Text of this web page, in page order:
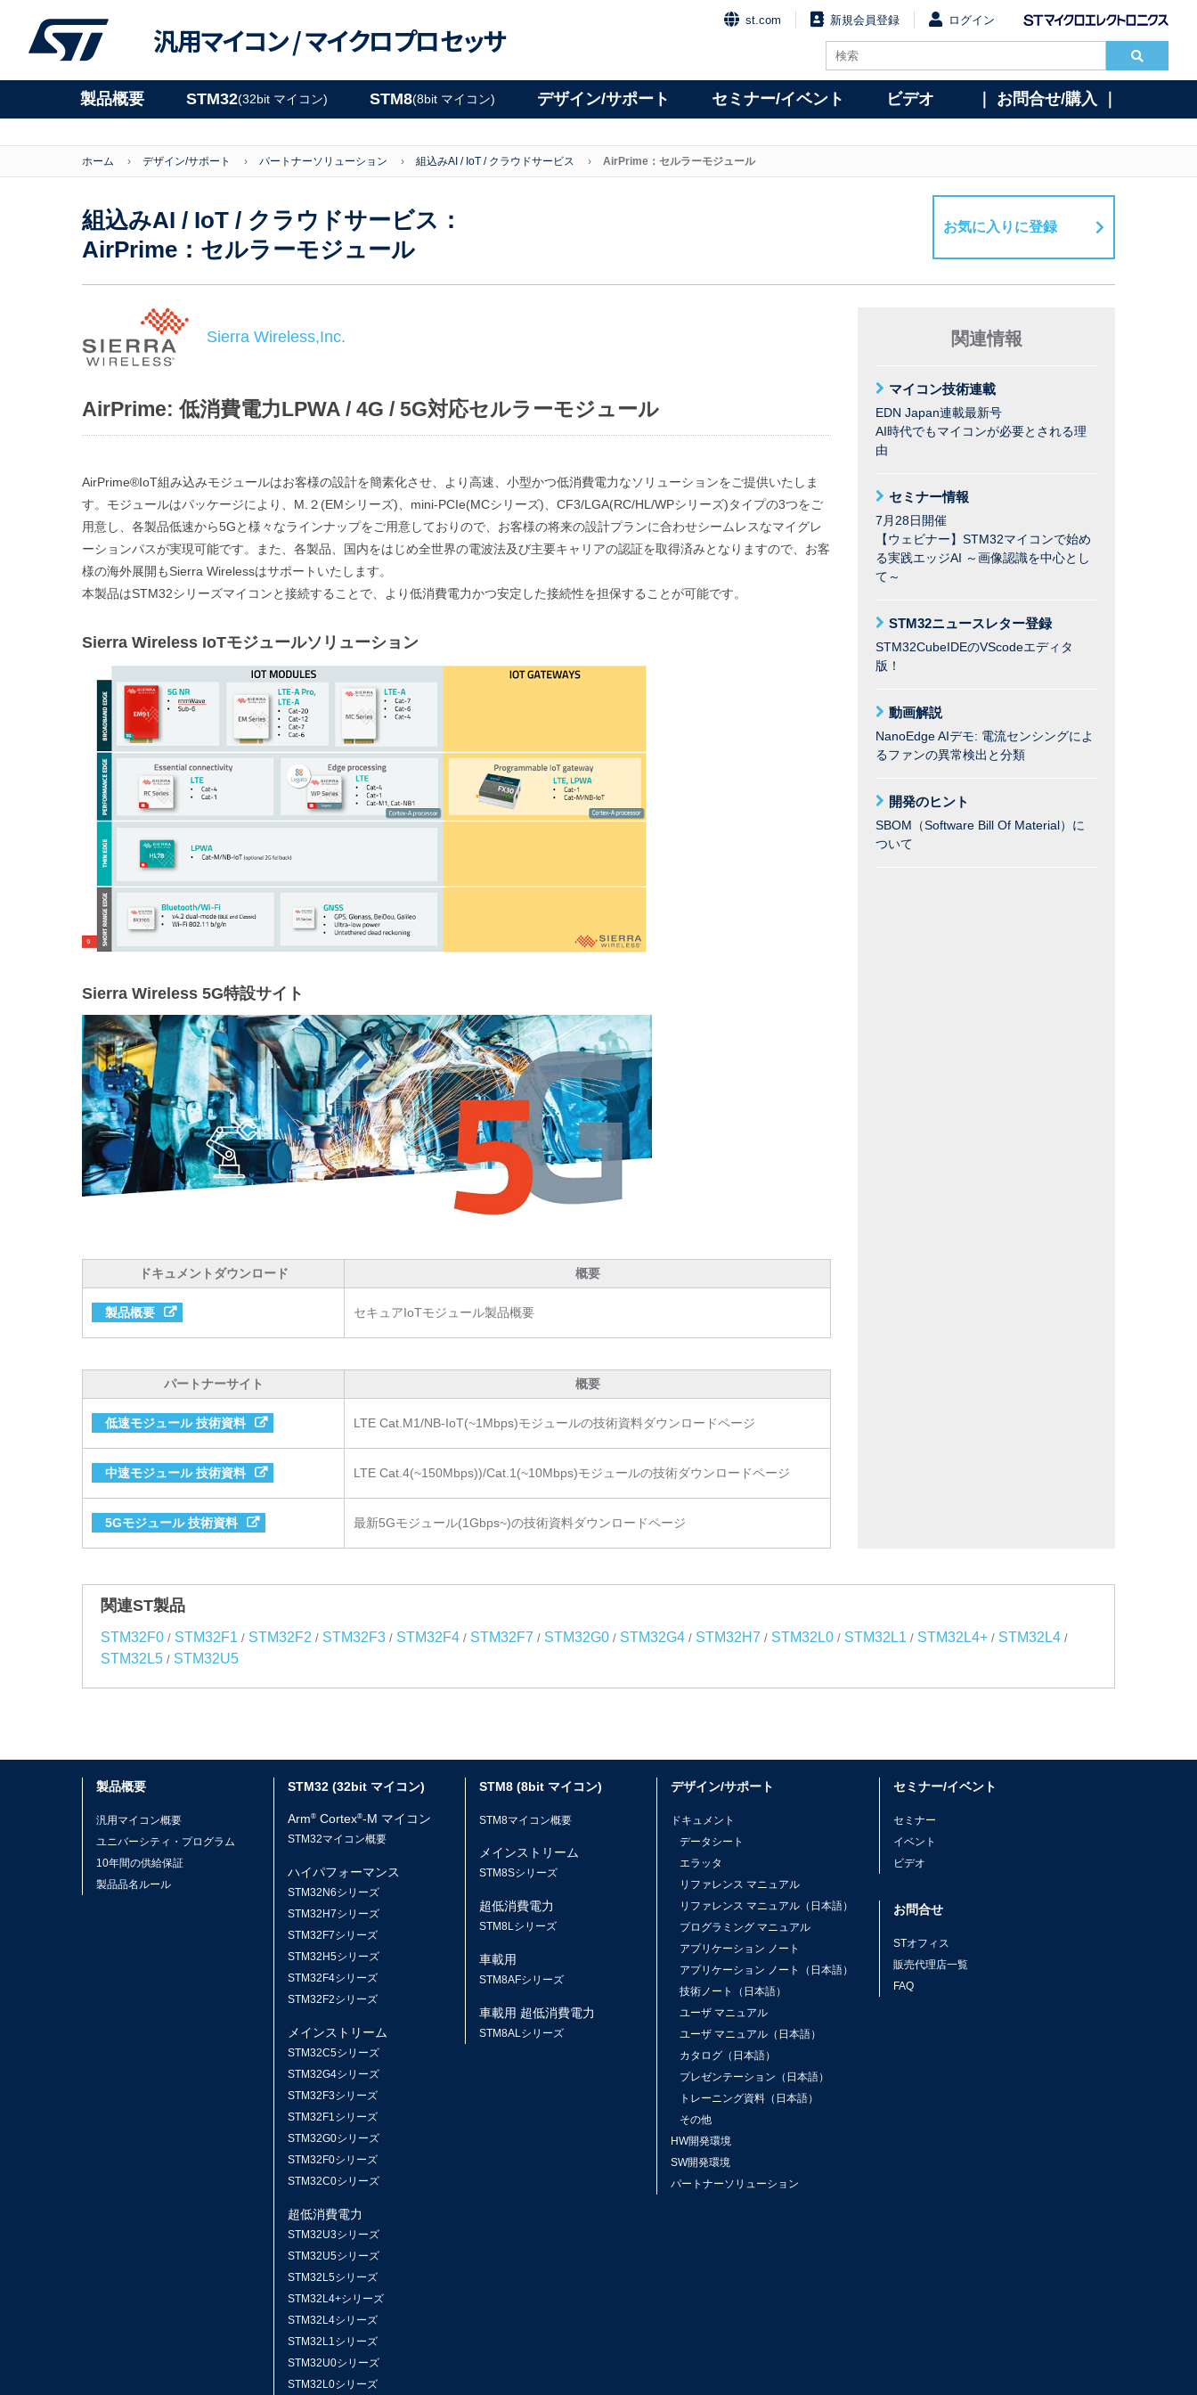
汎用マイコン /マイクロプロセッサ
st.com 新規会員登録 ログイン
製品概要 STM32(32bit マイコン) STM8(8bit マイコン) デザイン/サポート セミナー/イベント ビデオ ｜ お問合せ/購入 ｜
ホーム デザイン/サポート パートナーソリューション 組込みAI / IoT / クラウドサービス AirPrime：セルラーモジュール
組込みAI / IoT / クラウドサービス：
AirPrime：セルラーモジュール
お気に入りに登録
Sierra Wireless,Inc.
AirPrime: 低消費電力LPWA / 4G / 5G対応セルラーモジュール
AirPrime®IoT組み込みモジュールはお客様の設計を簡素化させ、より高速、小型かつ低消費電力なソリューションをご提供いたしま
す。モジュールはパッケージにより、M.２(EMシリーズ)、mini-PCIe(MCシリーズ)、CF3/LGA(RC/HL/WPシリーズ)タイプの3つをご
用意し、各製品低速から5Gと様々なラインナップをご用意しておりので、お客様の将来の設計プランに合わせシームレスなマイグレ
ーションパスが実現可能です。また、各製品、国内をはじめ全世界の電波法及び主要キャリアの認証を取得済みとなりますので、お客
様の海外展開もSierra Wirelessはサポートいたします。
本製品はSTM32シリーズマイコンと接続することで、より低消費電力かつ安定した接続性を担保することが可能です。
Sierra Wireless IoTモジュールソリューション
Sierra Wireless 5G特設サイト
ドキュメントダウンロード 概要
製品概要 セキュアIoTモジュール製品概要
パートナーサイト 概要
低速モジュール 技術資料 LTE Cat.M1/NB-IoT(~1Mbps)モジュールの技術資料ダウンロードページ
中速モジュール 技術資料 LTE Cat.4(~150Mbps))/Cat.1(~10Mbps)モジュールの技術ダウンロードページ
5Gモジュール 技術資料 最新5Gモジュール(1Gbps~)の技術資料ダウンロードページ
関連情報
マイコン技術連載
EDN Japan連載最新号
AI時代でもマイコンが必要とされる理
由
セミナー情報
7月28日開催
【ウェビナー】STM32マイコンで始め
る実践エッジAI ～画像認識を中心とし
て～
STM32ニュースレター登録
STM32CubeIDEのVScodeエディタ
版！
動画解説
NanoEdge AIデモ: 電流センシングによ
るファンの異常検出と分類
開発のヒント
SBOM（Software Bill Of Material）に
ついて
関連ST製品
STM32F0 / STM32F1 / STM32F2 / STM32F3 / STM32F4 / STM32F7 / STM32G0 / STM32G4 / STM32H7 / STM32L0 / STM32L1 / STM32L4+ / STM32L4 /
STM32L5 / STM32U5
製品概要
汎用マイコン概要
ユニバーシティ・プログラム
10年間の供給保証
製品品名ルール
STM32 (32bit マイコン)
Arm® Cortex®-M マイコン
STM32マイコン概要
ハイパフォーマンス
STM32N6シリーズ
STM32H7シリーズ
STM32F7シリーズ
STM32H5シリーズ
STM32F4シリーズ
STM32F2シリーズ
メインストリーム
STM32C5シリーズ
STM32G4シリーズ
STM32F3シリーズ
STM32F1シリーズ
STM32G0シリーズ
STM32F0シリーズ
STM32C0シリーズ
超低消費電力
STM32U3シリーズ
STM32U5シリーズ
STM32L5シリーズ
STM32L4+シリーズ
STM32L4シリーズ
STM32L1シリーズ
STM32U0シリーズ
STM32L0シリーズ
STM8 (8bit マイコン)
STM8マイコン概要
メインストリーム
STM8Sシリーズ
超低消費電力
STM8Lシリーズ
車載用
STM8AFシリーズ
車載用 超低消費電力
STM8ALシリーズ
デザイン/サポート
ドキュメント
データシート
エラッタ
リファレンス マニュアル
リファレンス マニュアル（日本語）
プログラミング マニュアル
アプリケーション ノート
アプリケーション ノート（日本語）
技術ノート（日本語）
ユーザ マニュアル
ユーザ マニュアル（日本語）
カタログ（日本語）
プレゼンテーション（日本語）
トレーニング資料（日本語）
その他
HW開発環境
SW開発環境
パートナーソリューション
セミナー/イベント
セミナー
イベント
ビデオ
お問合せ
STオフィス
販売代理店一覧
FAQ